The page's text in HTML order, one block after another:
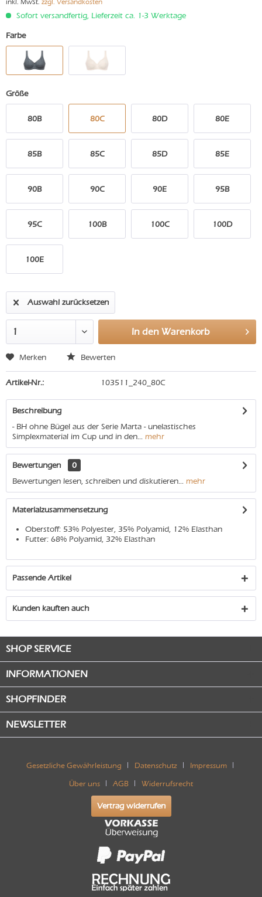
inkl. MwSt. zzgl. Versandkosten
Sofort versandfertig, Lieferzeit ca. 1-3 Werktage
Farbe
Größe
80B 80C 80D 80E
85B 85C 85D 85E
90B 90C 90E 95B
95C 100B 100C 100D
100E
Auswahl zurücksetzen
In den Warenkorb
Merken Bewerten
Artikel-Nr.: 103511_240_80C
Beschreibung
- BH ohne Bügel aus der Serie Marta - unelastisches
Simplexmaterial im Cup und in den... mehr
Bewertungen
0
Bewertungen lesen, schreiben und diskutieren... mehr
Materialzusammensetzung
Oberstoff: 53% Polyester, 35% Polyamid, 12% Elasthan
Futter: 68% Polyamid, 32% Elasthan
Passende Artikel
Kunden kauften auch
SHOP SERVICE
INFORMATIONEN
SHOPFINDER
NEWSLETTER
Gesetzliche Gewährleistung Datenschutz Impressum
Über uns AGB Widerrufsrecht
Vertrag widerrufen